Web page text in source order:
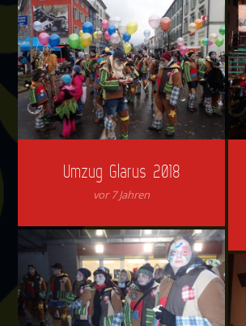
Umzug Glarus 2018
vor 7 Jahren